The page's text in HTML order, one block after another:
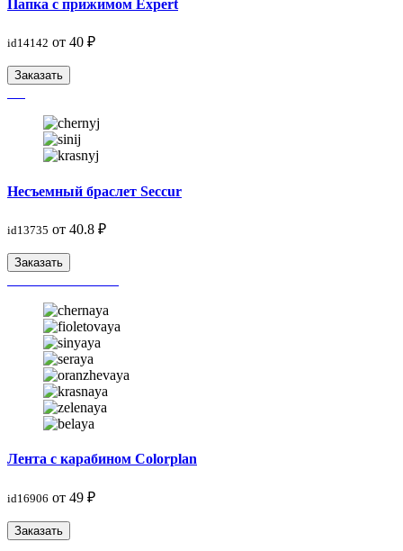
Папка с прижимом Expert
id14142 от 40 ₽
Заказать
Несъемный браслет Seccur
id13735 от 40.8 ₽
Заказать
Лента с карабином Colorplan
id16906 от 49 ₽
Заказать